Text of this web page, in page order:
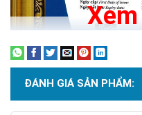
ĐÁNH GIÁ SẢN PHẨM: